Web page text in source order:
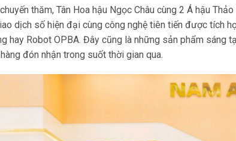
thăm, Tân Hoa hậu Ngọc Châu cùng 2 Á hậu
dịch số hiện đại cùng công nghệ tiên tiến được tích
hay Robot OPBA. Đây cũng là những sản phẩm sáng
đón nhận trong suốt thời gian qua.